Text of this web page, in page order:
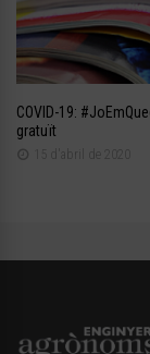
COVID-19:
gratuït
15 d'abril de 2020